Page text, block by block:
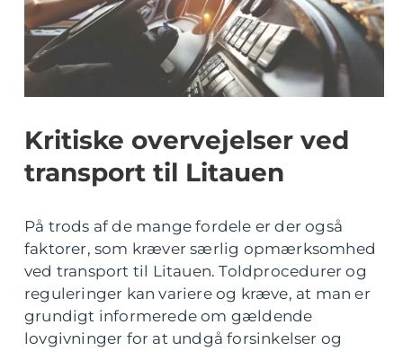
Kritiske overvejelser ved
transport til Litauen
På trods af de mange fordele er der også
faktorer, som kræver særlig opmærksomhed
ved transport til Litauen. Toldprocedurer og
reguleringer kan variere og kræve, at man er
grundigt informerede om gældende
lovgivninger for at undgå forsinkelser og